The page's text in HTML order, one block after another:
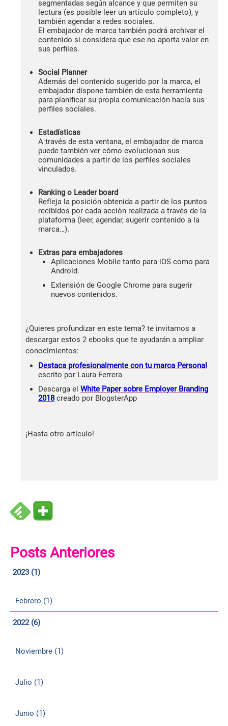
segmentadas según alcance y que permiten su
lectura (es posible leer un artículo completo), y
también agendar a redes sociales.
El embajador de marca también podrá archivar el
contenido si considera que ese no aporta valor en
sus perfiles.
Social Planner
Además del contenido sugerido por la marca, el
embajador dispone también de esta herramienta
para planificar su propia comunicación hacia sus
perfiles sociales.
Estadísticas
A través de esta ventana, el embajador de marca
puede también ver cómo evolucionan sus
comunidades a partir de los perfiles sociales
vinculados.
Ranking o Leader board
Refleja la posición obtenida a partir de los puntos
recibidos por cada acción realizada a través de la
plataforma (leer, agendar, sugerir contenido a la
marca…).
Extras para embajadores
Aplicaciones Mobile tanto para iOS como para
Android.
Extensión de Google Chrome para sugerir
nuevos contenidos.
¿Quieres profundizar en este tema? te invitamos a
descargar estos 2 ebooks que te ayudarán a ampliar
conocimientos:
Destaca profesionalmente con tu marca Personal
escrito por Laura Ferrera
Descarga el White Paper sobre Employer Branding
2018creado por BlogsterApp
¡Hasta otro artículo!
Posts Anteriores
2023 (1)
Febrero (1)
2022 (6)
Noviembre (1)
Julio (1)
Junio (1)